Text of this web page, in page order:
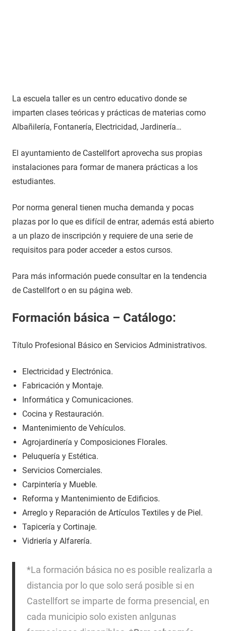
La escuela taller es un centro educativo donde se
imparten clases teóricas y prácticas de materias como
Albañilería, Fontanería, Electricidad, Jardinería…
El ayuntamiento de Castellfort aprovecha sus propias
instalaciones para formar de manera prácticas a los
estudiantes.
Por norma general tienen mucha demanda y pocas
plazas por lo que es difícil de entrar, además está abierto
a un plazo de inscripción y requiere de una serie de
requisitos para poder acceder a estos cursos.
Para más información puede consultar en la tendencia
de Castellfort o en su página web.
Formación básica – Catálogo:
Título Profesional Básico en Servicios Administrativos.
Electricidad y Electrónica.
Fabricación y Montaje.
Informática y Comunicaciones.
Cocina y Restauración.
Mantenimiento de Vehículos.
Agrojardinería y Composiciones Florales.
Peluquería y Estética.
Servicios Comerciales.
Carpintería y Mueble.
Reforma y Mantenimiento de Edificios.
Arreglo y Reparación de Artículos Textiles y de Piel.
Tapicería y Cortinaje.
Vidriería y Alfarería.
*La formación básica no es posible realizarla a
distancia por lo que solo será posible si en
Castellfort se imparte de forma presencial, en
cada municipio solo existen anlgunas